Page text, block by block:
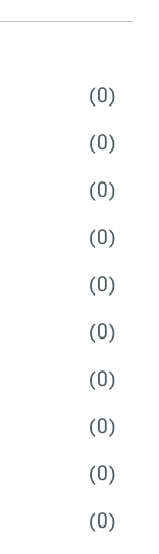
(0)
(0)
(0)
(0)
(0)
(0)
(0)
(0)
(0)
(0)